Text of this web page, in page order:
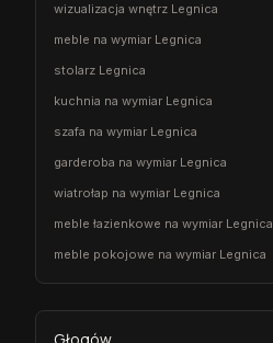
wizualizacja wnętrz Legnica
meble na wymiar Legnica
stolarz Legnica
kuchnia na wymiar Legnica
szafa na wymiar Legnica
garderoba na wymiar Legnica
wiatrołap na wymiar Legnica
meble łazienkowe na wymiar Legnica
meble pokojowe na wymiar Legnica